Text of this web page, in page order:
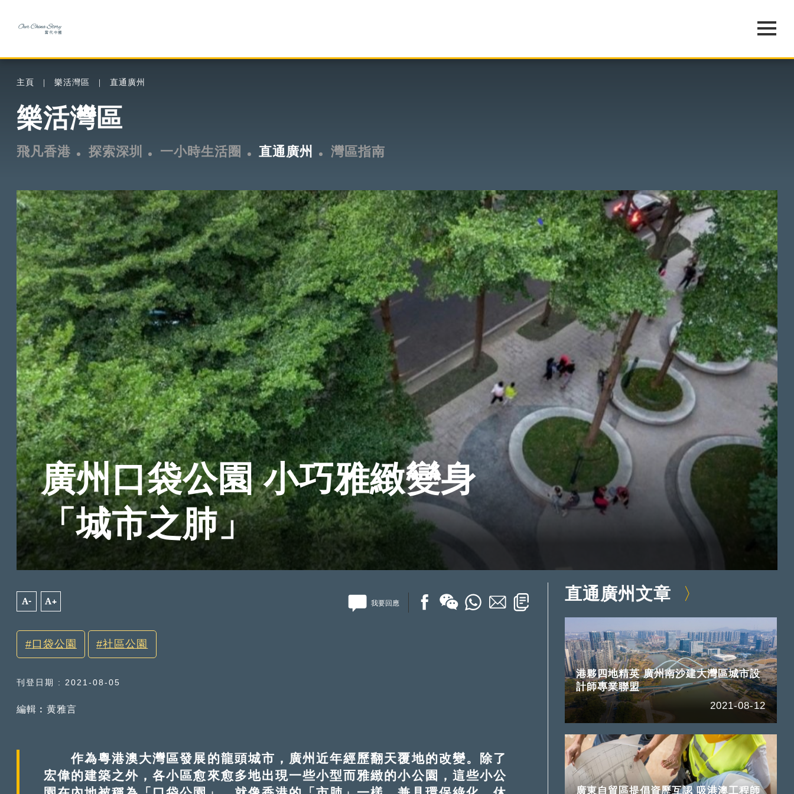
主頁 樂活灣區 直通廣州
樂活灣區
飛凡香港 探索深圳 一小時生活圈 直通廣州 灣區指南
廣州口袋公園 小巧雅緻變身
「城市之肺」
A- A+ 我要回應
口袋公園 社區公園
刊登日期 : 2021-08-05
編輯︰黄雅言
作為粵港澳大灣區發展的龍頭城市，廣州近年經歷翻天覆地的改變。除了
宏偉的建築之外，各小區愈來愈多地出現一些小型而雅緻的小公園，這些小公
直通廣州文章
港夥四地精英 廣州南沙建大灣區城市設
計師專業聯盟
2021-08-12
廣東自貿區提倡資歷互認 吸港澳工程師